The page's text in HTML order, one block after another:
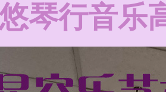
琴行音乐